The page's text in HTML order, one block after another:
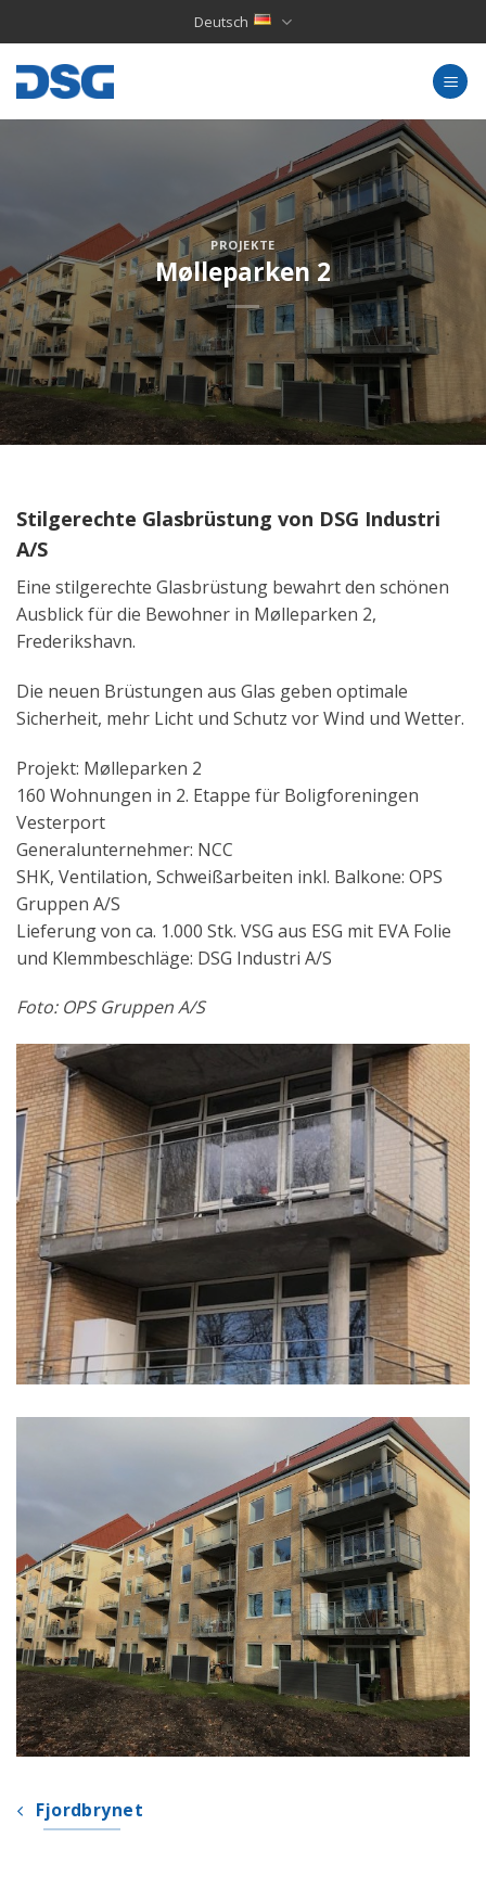
to
content
Deutsch
PROJEKTE
Mølleparken 2
Stilgerechte Glasbrüstung von DSG Industri
A/S
Eine stilgerechte Glasbrüstung bewahrt den schönen
Ausblick für die Bewohner in Mølleparken 2,
Frederikshavn.
Die neuen Brüstungen aus Glas geben optimale
Sicherheit, mehr Licht und Schutz vor Wind und Wetter.
Projekt: Mølleparken 2
160 Wohnungen in 2. Etappe für Boligforeningen
Vesterport
Generalunternehmer: NCC
SHK, Ventilation, Schweißarbeiten inkl. Balkone: OPS
Gruppen A/S
Lieferung von ca. 1.000 Stk. VSG aus ESG mit EVA Folie
und Klemmbeschläge: DSG Industri A/S
Foto: OPS Gruppen A/S
Fjordbrynet